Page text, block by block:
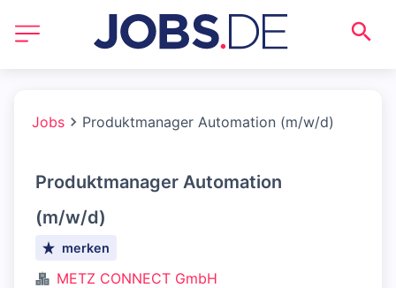
Jobs Produktmanager Automation (m/w/d)
Produktmanager Automation
(m/w/d)
merken
METZ CONNECT GmbH